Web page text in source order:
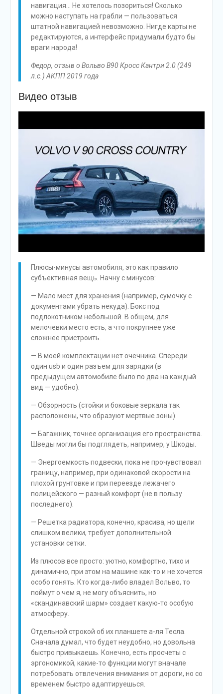
навигация… Не хотелось позориться! Сколько
можно наступать на грабли — пользоваться
штатной навигацией невозможно. Нигде карты не
редактируются, а интерфейс придумали будто бы
враги народа!
Федор, отзыв о Вольво В90 Кросс Кантри 2.0 (249
л.с.) АКПП 2019 года
Видео отзыв
Плюсы-минусы автомобиля, это как правило
субъективная вещь. Начну с минусов:
— Мало мест для хранения (например, сумочку с
документами убрать некуда). Бокс под
подлокотником небольшой. В общем, для
мелочевки место есть, а что покрупнее уже
сложнее пристроить.
— В моей комплектации нет очечника. Спереди
один usb и один разъем для зарядки (в
предыдущем автомобиле было по два на каждый
вид — удобно).
— Обзорность (стойки и боковые зеркала так
расположены, что образуют мертвые зоны).
— Багажник, точнее организация его пространства.
Шведы могли бы подглядеть, например, у Шкоды.
— Энергоемкость подвески, пока не прочувствовал
границу, например, при одинаковой скорости на
плохой грунтовке и при переезде лежачего
полицейского — разный комфорт (не в пользу
последнего).
— Решетка радиатора, конечно, красива, но щели
слишком велики, требует дополнительной
установки сетки.
Из плюсов все просто: уютно, комфортно, тихо и
динамично, при этом на машине как-то и не хочется
особо гонять. Кто когда-либо владел Вольво, то
поймут о чем я, не могу объяснить, но
«скандинавский шарм» создает какую-то особую
атмосферу.
Отдельной строкой об их планшете а-ля Тесла.
Сначала думал, что будет неудобно, но довольна
быстро привыкаешь. Конечно, есть просчеты с
эргономикой, какие-то функции могут вначале
потребовать отвлечения внимания от дороги, но со
временем быстро адаптируешься.